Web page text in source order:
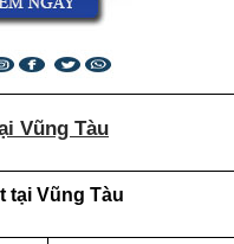
Vũng Tàu
tại Vũng Tàu